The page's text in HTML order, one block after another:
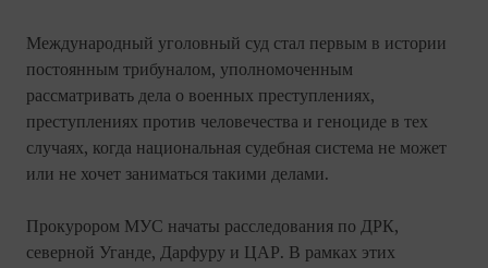
Международный уголовный суд стал первым в истории
постоянным трибуналом, уполномоченным
рассматривать дела о военных преступлениях,
преступлениях против человечества и геноциде в тех
случаях, когда национальная судебная система не может
или не хочет заниматься такими делами.
Прокурором МУС начаты расследования по ДРК,
северной Уганде, Дарфуру и ЦАР. В рамках этих